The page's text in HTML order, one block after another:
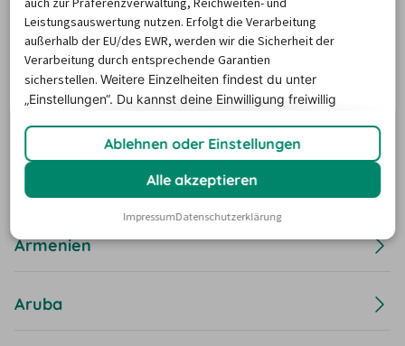
Albanien
Alentejo
Antigua
Argentinien
Armenien
Aruba
Leistungsauswertung nutzen. Erfolgt die Verarbeitung
außerhalb der EU/des EWR, werden wir die Sicherheit der
Verarbeitung durch entsprechende Garantien
sicherstellen.Weitere Einzelheiten findest du unter
„Einstellungen“. Du kannst deine Einwilligung freiwillig
Ablehnen oder Einstellungen
Alle akzeptieren
ImpressumDatenschutzerklärung